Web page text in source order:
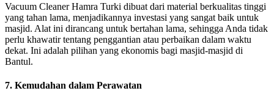
Vacuum Cleaner Hamra Turki dibuat dari material berkualitas tinggi
yang tahan lama, menjadikannya investasi yang sangat baik untuk
masjid. Alat ini dirancang untuk bertahan lama, sehingga Anda tidak
perlu khawatir tentang penggantian atau perbaikan dalam waktu
dekat. Ini adalah pilihan yang ekonomis bagi masjid-masjid di
Bantul.
7. Kemudahan dalam Perawatan